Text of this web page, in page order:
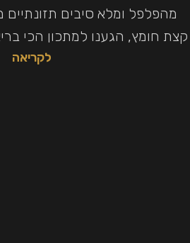
מהפלפל ומלא סיבים
קצת חומץ, הגענו למתכון הכי
לקריאה